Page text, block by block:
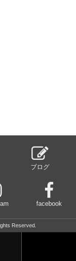
ブログ
facebook
Reserved.